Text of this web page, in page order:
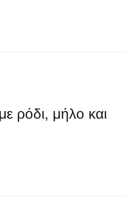
ρόδι, μήλο και